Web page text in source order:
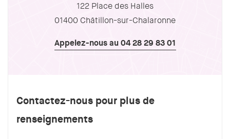
122 Place des Halles
01400 Châtillon-sur-Chalaronne
Appelez-nous au 04 28 29 83 01
Contactez-nous pour plus de
renseignements